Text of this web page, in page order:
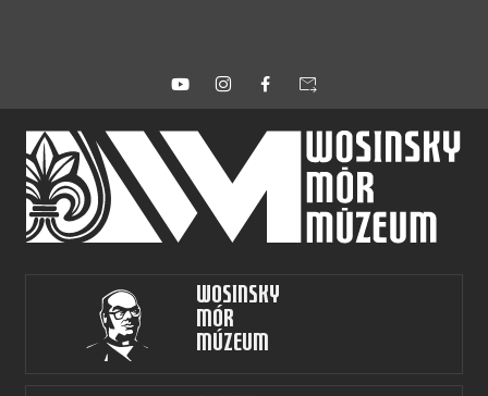
forward_to_inbox
Wosinsky
Mór
Múzeum